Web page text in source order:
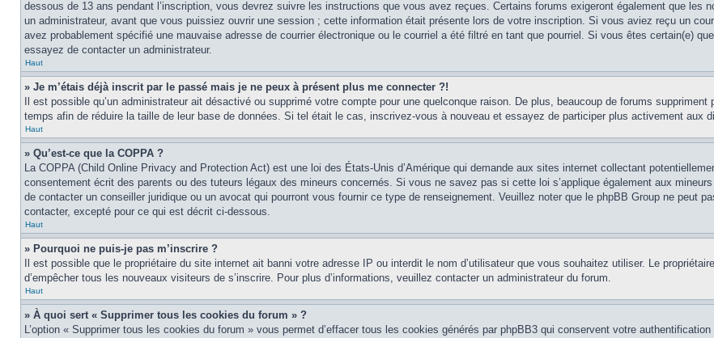
dessous de 13 ans pendant l’inscription, vous devrez suivre les instructions que vous avez reçues. Certains forums exigeront également que
un administrateur, avant que vous puissiez ouvrir une session ; cette information était présente lors de votre inscription. Si vous aviez reçu un
avez probablement spécifié une mauvaise adresse de courrier électronique ou le courriel a été filtré en tant que pourriel. Si vous êtes certain(e)
essayez de contacter un administrateur.
Haut
» Je m’étais déjà inscrit par le passé mais je ne peux à présent plus me connecter ?!
Il est possible qu’un administrateur ait désactivé ou supprimé votre compte pour une quelconque raison. De plus, beaucoup de forums
temps afin de réduire la taille de leur base de données. Si tel était le cas, inscrivez-vous à nouveau et essayez de participer plus activement aux
Haut
» Qu’est-ce que la COPPA ?
La COPPA (Child Online Privacy and Protection Act) est une loi des États-Unis d’Amérique qui demande aux sites internet collectant
consentement écrit des parents ou des tuteurs légaux des mineurs concernés. Si vous ne savez pas si cette loi s’applique également aux
de contacter un conseiller juridique ou un avocat qui pourront vous fournir ce type de renseignement. Veuillez noter que le phpBB Group ne peut
contacter, excepté pour ce qui est décrit ci-dessous.
Haut
» Pourquoi ne puis-je pas m’inscrire ?
Il est possible que le propriétaire du site internet ait banni votre adresse IP ou interdit le nom d’utilisateur que vous souhaitez utiliser. Le
d’empêcher tous les nouveaux visiteurs de s’inscrire. Pour plus d’informations, veuillez contacter un administrateur du forum.
Haut
» À quoi sert « Supprimer tous les cookies du forum » ?
L’option « Supprimer tous les cookies du forum » vous permet d’effacer tous les cookies générés par phpBB3 qui conservent votre